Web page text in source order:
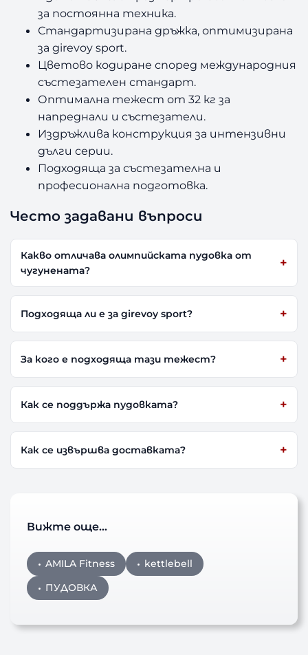
за постоянна техника.
Стандартизирана дръжка, оптимизирана
за girevoy sport.
Цветово кодиране според международния
състезателен стандарт.
Оптимална тежест от 32 кг за
напреднали и състезатели.
Издръжлива конструкция за интензивни
дълги серии.
Подходяща за състезателна и
професионална подготовка.
Често задавани въпроси
Какво отличава олимпийската пудовка от
чугунената?
Подходяща ли е за girevoy sport?
За кого е подходяща тази тежест?
Как се поддържа пудовката?
Как се извършва доставката?
Вижте още…
AMILA Fitness
kettlebell
ПУДОВКА